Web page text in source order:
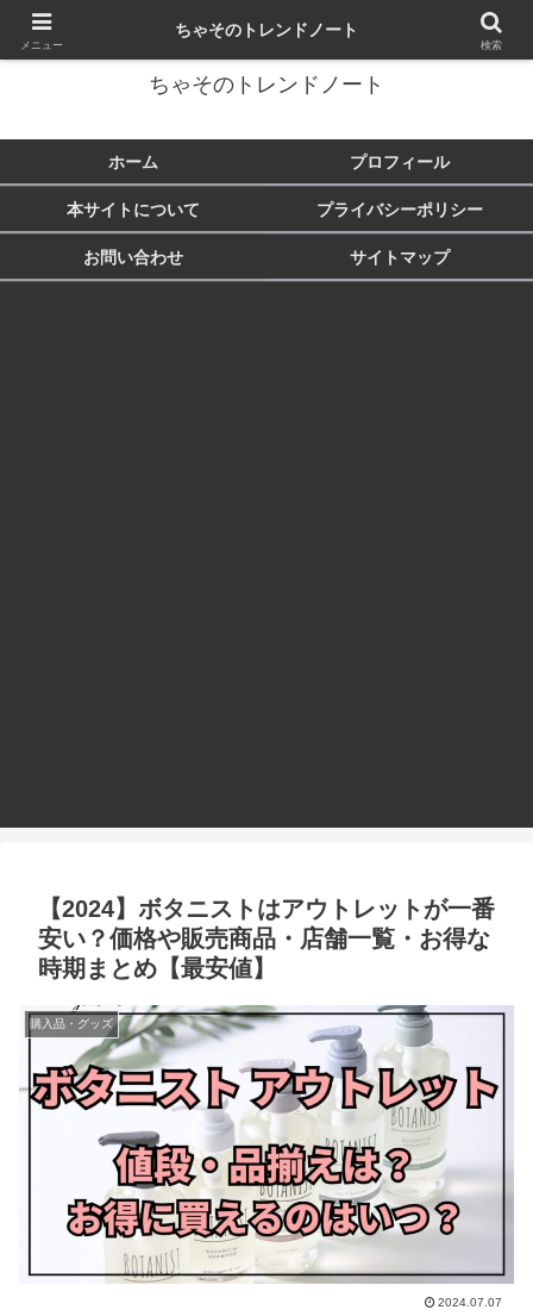
トレンド・芸能・旅行など気になることをまとめます♪
ちゃそのトレンドノート
ホーム プロフィール
本サイトについて プライバシーポリシー
お問い合わせ サイトマップ
【2024】ボタニストはアウトレットが一番
安い？価格や販売商品・店舗一覧・お得な
時期まとめ【最安値】
購入品・グッズ
2024.07.07
メニュー
ちゃそのトレンドノート
検索